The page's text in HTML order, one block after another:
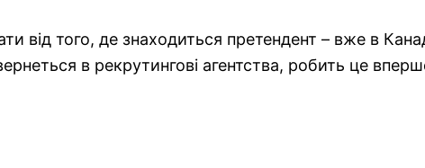
від того, де знаходиться претендент – вже в
в рекрутингові агентства, робить це